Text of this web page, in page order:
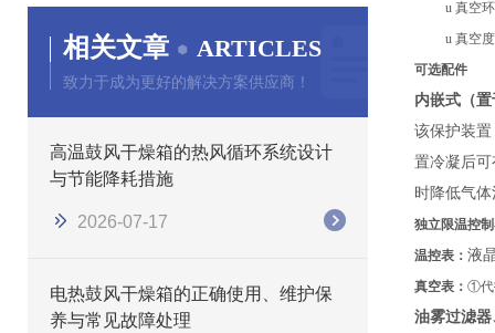
相关文章 ARTICLES
致力于成为更好的解决方案供应商！
高温鼓风干燥箱的热风循环系统设计
与节能降耗措施
2026-07-17
电热鼓风干燥箱的正确使用、维护保
养与常见故障处理
u 真空
u 真空
可选配件
内嵌式（
该保护装
置冷凝后
时降低气
独立限温控
温控表： 液
真空表： ①代
油雾过滤